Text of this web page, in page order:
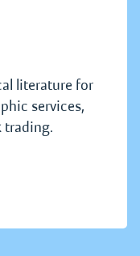
literature for
services,
trading.